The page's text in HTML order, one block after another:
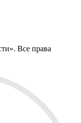
Все права